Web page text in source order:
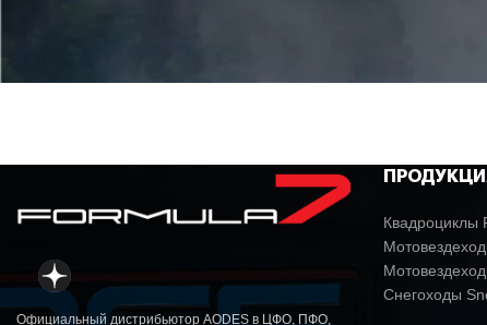
Передняя грузовая
ЕМКОСТЬ ТОПЛИВНОГО БАКА
Официальный дистрибьютор AODES в ЦФО, ПФО,
Квадроциклы
Снегоходы